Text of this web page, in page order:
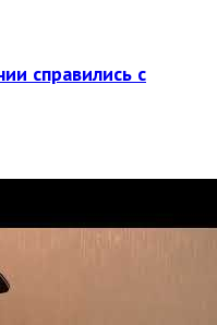
справились с